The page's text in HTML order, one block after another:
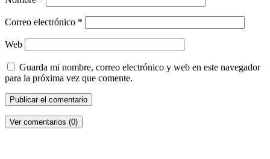
Correo electrónico *
Web
Guarda mi nombre, correo electrónico y web en este navegador
para la próxima vez que comente.
Ver comentarios (0)